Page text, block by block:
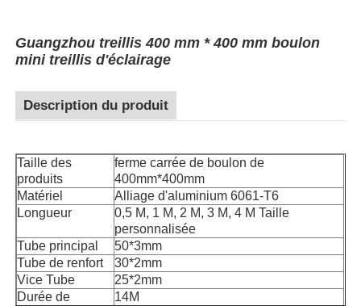
Maison
Produits
Vidéos
Guangzhou treillis 400 mm * 400 mm boulon
mini treillis d'éclairage
Description du produit
Taille des
produits
ferme carrée de boulon de
400mm*400mm
Matériel
Alliage d'aluminium 6061-T6
Longueur
0,5 M, 1 M, 2 M, 3 M, 4 M Taille
personnalisée
Tube principal
50*3mm
Tube de renfort
30*2mm
Vice Tube
25*2mm
Durée de
14M